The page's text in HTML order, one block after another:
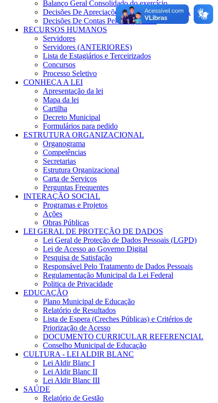
Balanço Geral Consolidado do exercício
Decisões De Apreciações Das Contas TCM/BA
Decisões De Contas Pelo Legislativo
RECURSOS HUMANOS
Servidores
Servidores (ANTERIORES)
Lista de Estagiários e Terceirizados
Concursos
Processo Seletivo
CONHEÇA A LEI
Apresentação da lei
Mapa da lei
Cartilha
Decreto Municipal
Formulários para pedido
ESTRUTURA ORGANIZACIONAL
Organograma
Competências
Secretarias
Estrutura Organizacional
Carta de Serviços
Perguntas Frequentes
INTERAÇÃO SOCIAL
Programas e Projetos
Ações
Obras Públicas
LEI GERAL DE PROTEÇÃO DE DADOS
Lei Geral de Proteção de Dados Pessoais (LGPD)
Lei de Acesso ao Governo Digital
Pesquisa de Satisfação
Responsável Pelo Tratamento de Dados Pessoais
Regulamentação Municipal da Lei Federal
Politica de Privacidade
EDUCAÇÃO
Plano Municipal de Educação
Relatório de Resultados
Lista de Espera (Creches Públicas) e Critérios de
Priorização de Acesso
DOCUMENTO CURRICULAR REFERENCIAL
Conselho Municipal de Educação
CULTURA - LEI ALDIR BLANC
Lei Aldir Blanc I
Lei Aldir Blanc II
Lei Aldir Blanc III
SAÚDE
Relatório de Gestão